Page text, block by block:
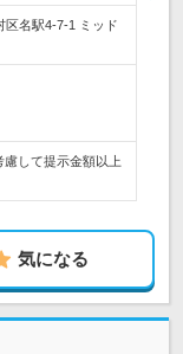
区名駅4-7-1 ミッド
して提示金額以上
気になる